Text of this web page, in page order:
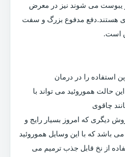
یبوست می شوند نیز در معرض
هستند.دفع مدفوع بزرگ و سفت
است.
استفاده را در درمان
حالت هموروئید می تواند با
چاقوی
دیگری که امروز بسیار رایج و
باشد که با این وسایل هموروئید
از نخ قابل جذب ترمیم می